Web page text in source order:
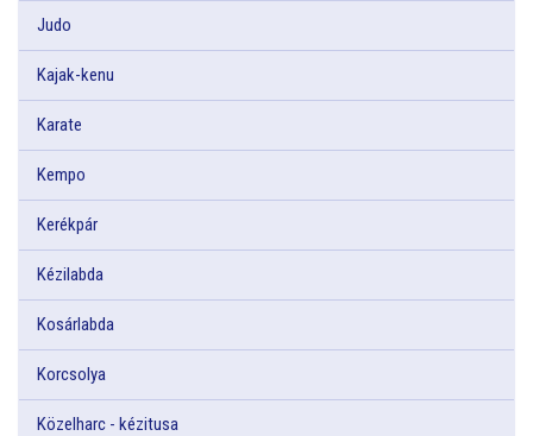
Judo
Kajak-kenu
Karate
Kempo
Kerékpár
Kézilabda
Kosárlabda
Korcsolya
Közelharc - kézitusa